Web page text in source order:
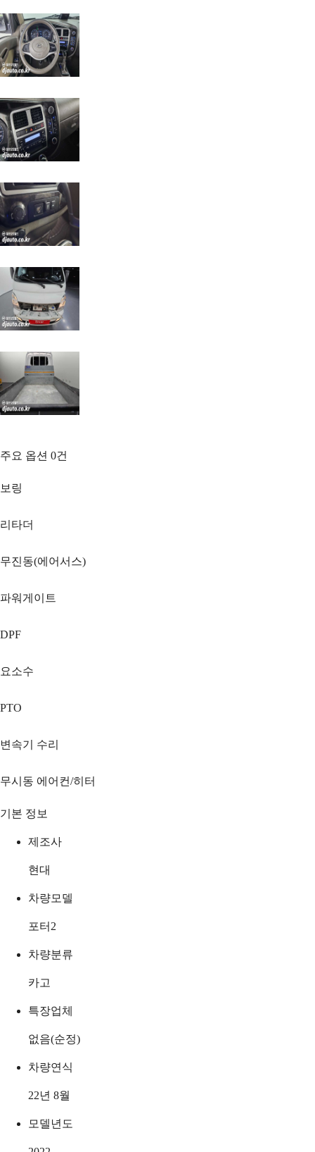
주요 옵션 0건
보링
리타더
무진동(에어서스)
파워게이트
DPF
요소수
PTO
변속기 수리
무시동 에어컨/히터
기본 정보
제조사
현대
차량모델
포터2
차량분류
카고
특장업체
없음(순정)
차량연식
22년 8월
모델년도